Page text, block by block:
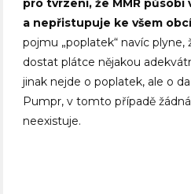
pro tvrzení, že MMR působí
a nepřistupuje ke všem
pojmu „poplatek“ navíc
dostat plátce nějakou
jinak nejde o poplatek, ale o
Pumpr, v tomto případě
neexistuje.